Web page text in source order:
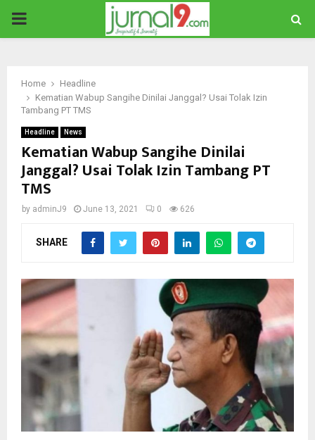
PRIMARY
Home
Headline
Kematian Wabup Sangihe Dinilai Janggal? Usai Tolak Izin
Tambang PT TMS
Headline News
Kematian Wabup Sangihe Dinilai
Janggal? Usai Tolak Izin Tambang PT
TMS
by adminJ9 June 13, 2021 0 626
SHARE